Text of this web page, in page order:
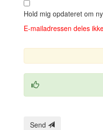
Hold mig opdateret om
E‑mailadressen deles
Send